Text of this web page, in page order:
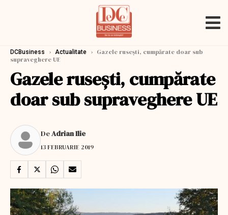
DCBusiness › Actualitate › Gazele rusești, cumpărate doar sub
supraveghere UE
Gazele rusești, cumpărate
doar sub supraveghere UE
DeAdrian Ilie
13 FEBRUARIE 2019